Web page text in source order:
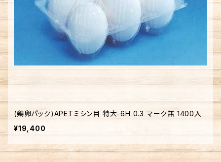
(鶏卵パック)APETミシン目 特大-6H 0.3 マーク無 1400入
¥19,400